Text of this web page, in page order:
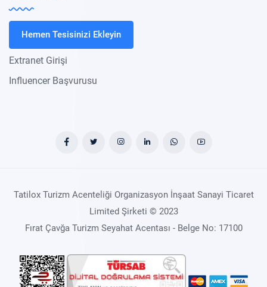
Hemen Tesisinizi Ekleyin
Extranet Girişi
Influencer Başvurusu
Tatilox Turizm Acenteliği Organizasyon İnşaat Sanayi Ticaret
Limited Şirketi © 2023
Fırat Çavğa Turizm Seyahat Acentası - Belge No: 17100